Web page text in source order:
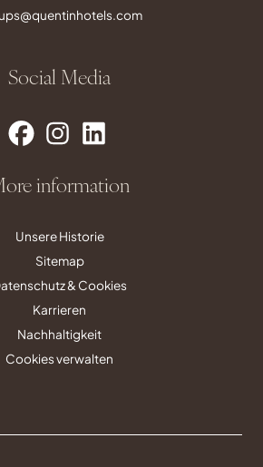
Social Media
information
Unsere Historie
Sitemap
& Cookies
Karrieren
Nachhaltigkeit
Cookies verwalten